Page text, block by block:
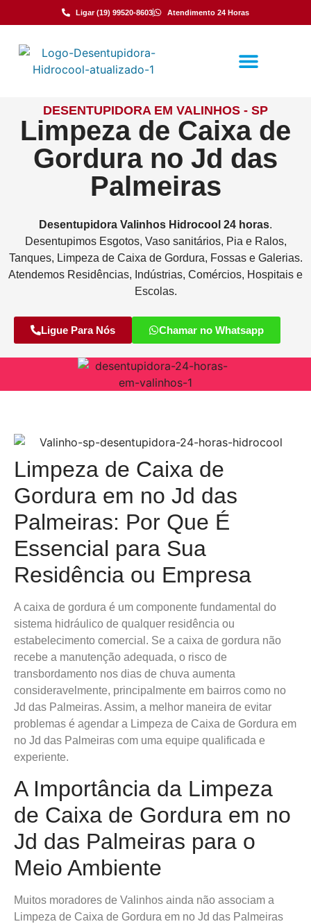
Ligar (19) 99520-8603 Atendimento 24 Horas
DESENTUPIDORA EM VALINHOS - SP
Limpeza de Caixa de
Gordura no Jd das
Palmeiras
Desentupidora Valinhos Hidrocool 24 horas.
Desentupimos Esgotos, Vaso sanitários, Pia e Ralos,
Tanques, Limpeza de Caixa de Gordura, Fossas e Galerias.
Atendemos Residências, Indústrias, Comércios, Hospitais e
Escolas.
Ligue Para Nós Chamar no Whatsapp
Limpeza de Caixa de
Gordura em no Jd das
Palmeiras: Por Que É
Essencial para Sua
Residência ou Empresa
A caixa de gordura é um componente fundamental do
sistema hidráulico de qualquer residência ou
estabelecimento comercial. Se a caixa de gordura não
recebe a manutenção adequada, o risco de
transbordamento nos dias de chuva aumenta
consideravelmente, principalmente em bairros como no
Jd das Palmeiras. Assim, a melhor maneira de evitar
problemas é agendar a Limpeza de Caixa de Gordura em
no Jd das Palmeiras com uma equipe qualificada e
experiente.
A Importância da Limpeza
de Caixa de Gordura em no
Jd das Palmeiras para o
Meio Ambiente
Muitos moradores de Valinhos ainda não associam a
Limpeza de Caixa de Gordura em no Jd das Palmeiras